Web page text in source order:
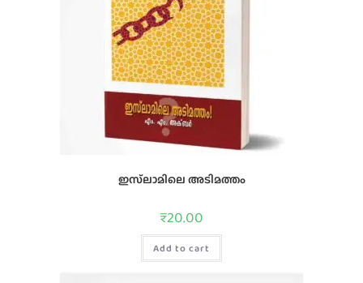
ഇസ്‌ലാമിലെ അടിമത്തം
₹20.00
Add to cart